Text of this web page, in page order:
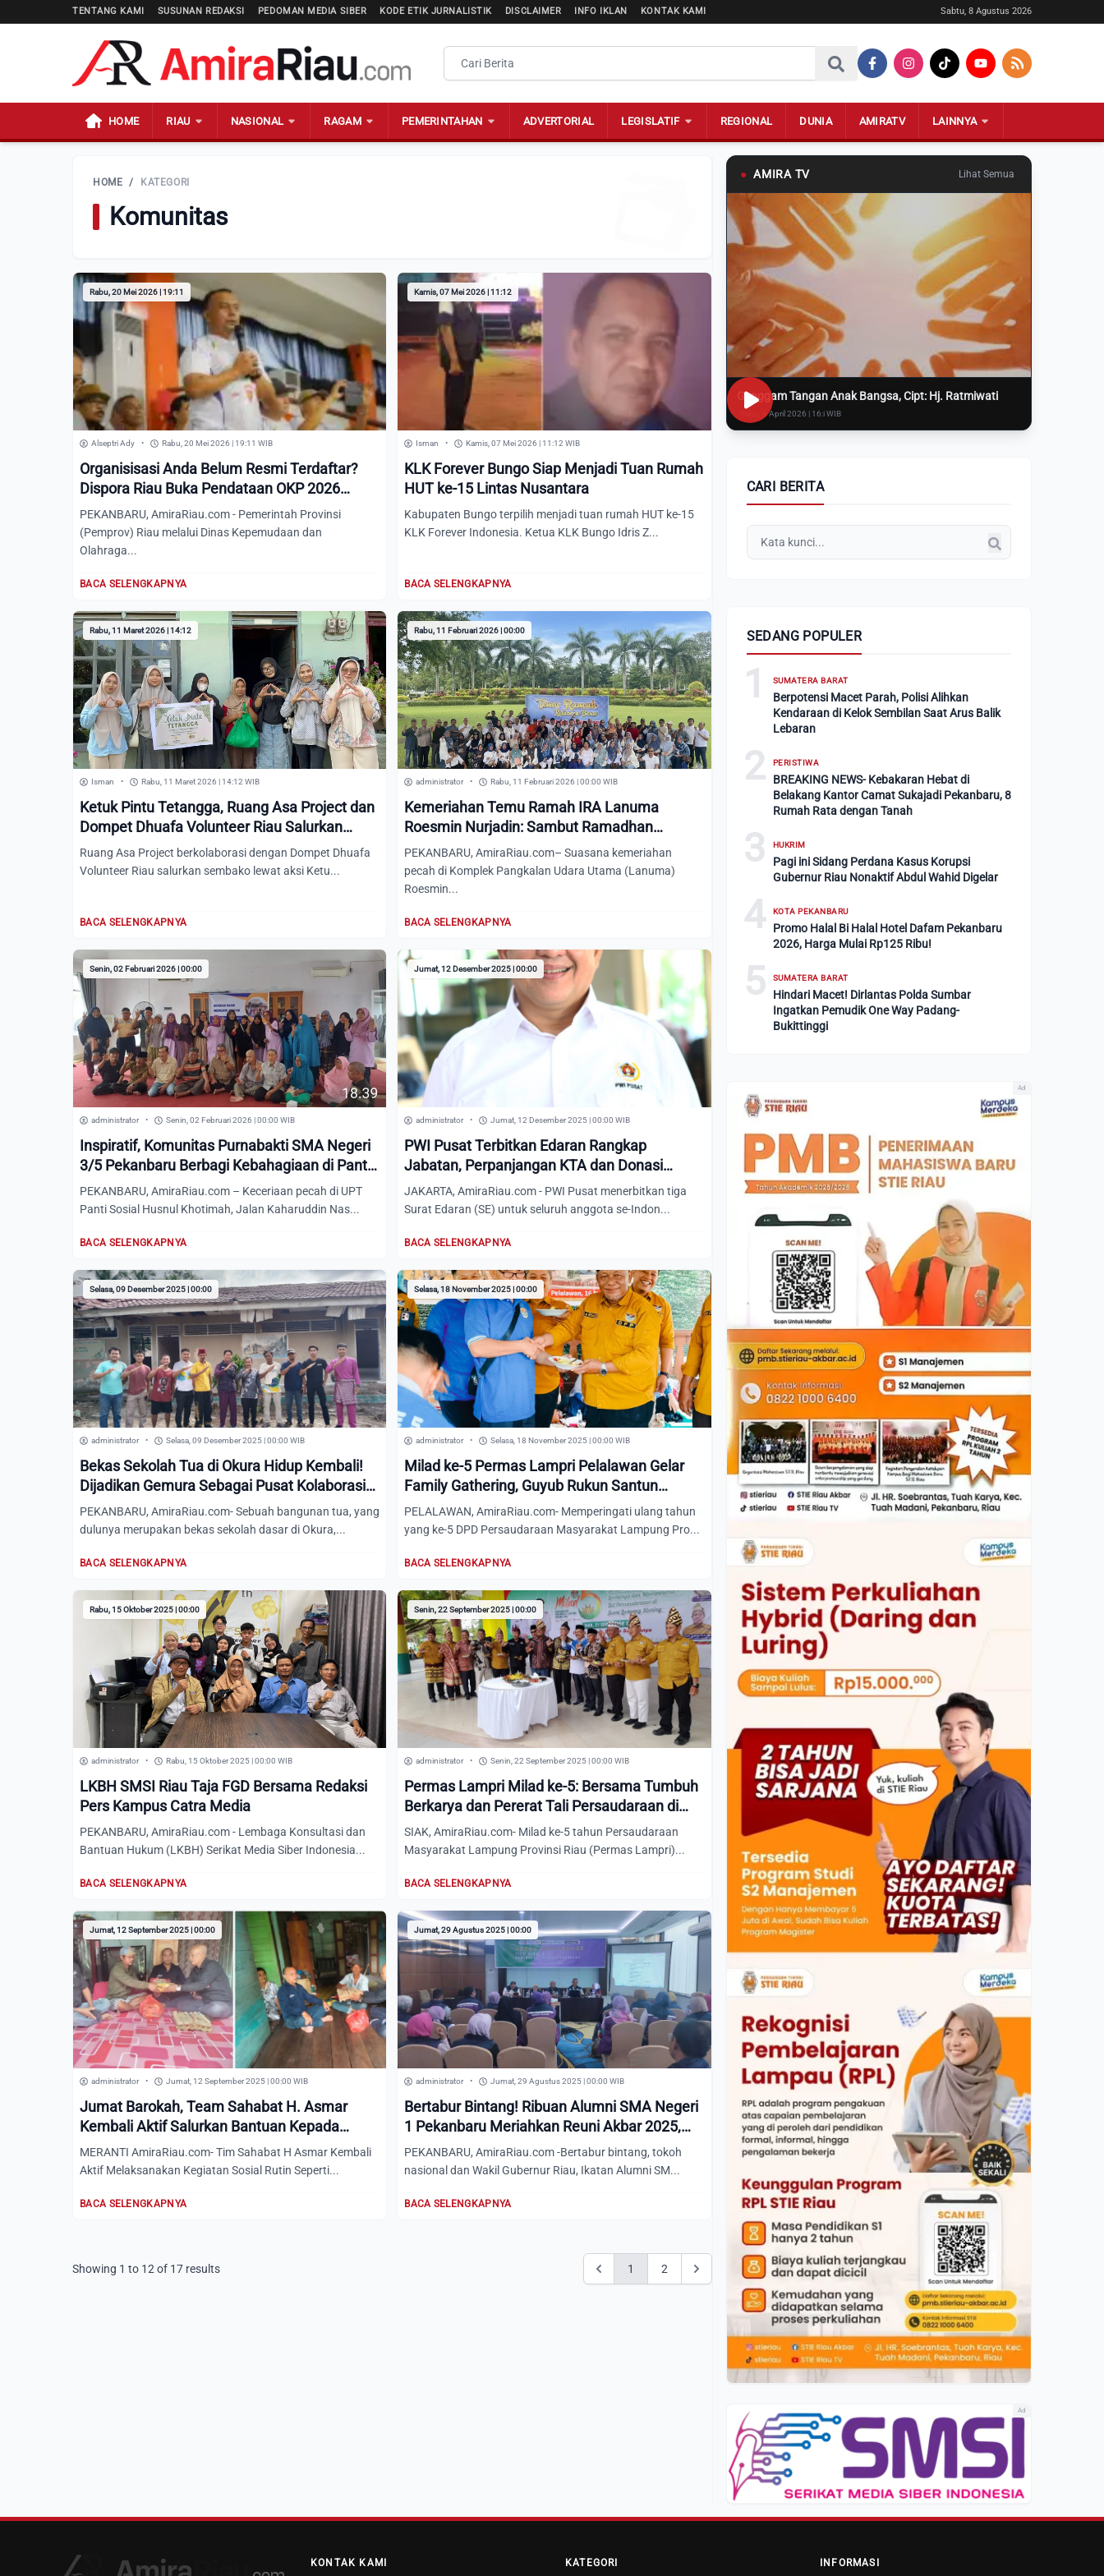
TENTANG KAMI SUSUNAN REDAKSI PEDOMAN MEDIA SIBER KODE ETIK JURNALISTIK DISCLAIMER INFO IKLAN KONTAK KAMI Sabtu, 8 Agustus 2026
HOME RIAU NASIONAL RAGAM PEMERINTAHAN ADVERTORIAL LEGISLATIF REGIONAL DUNIA AMIRATV LAINNYA
HOME / KATEGORI
Komunitas
Rabu, 20 Mei 2026 | 19:11
Alseptri Ady • Rabu, 20 Mei 2026 | 19:11 WIB
Organisisasi Anda Belum Resmi Terdaftar?
Dispora Riau Buka Pendataan OKP 2026
secara Online, Ini Registrasinya
PEKANBARU, AmiraRiau.com - Pemerintah Provinsi
(Pemprov) Riau melalui Dinas Kepemudaan dan
Olahraga...
BACA SELENGKAPNYA
Kamis, 07 Mei 2026 | 11:12
Isman • Kamis, 07 Mei 2026 | 11:12 WIB
KLK Forever Bungo Siap Menjadi Tuan Rumah
HUT ke-15 Lintas Nusantara
Kabupaten Bungo terpilih menjadi tuan rumah HUT ke-15
KLK Forever Indonesia. Ketua KLK Bungo Idris Z...
BACA SELENGKAPNYA
Rabu, 11 Maret 2026 | 14:12
Isman • Rabu, 11 Maret 2026 | 14:12 WIB
Ketuk Pintu Tetangga, Ruang Asa Project dan
Dompet Dhuafa Volunteer Riau Salurkan
Sembako Door-to-Door
Ruang Asa Project berkolaborasi dengan Dompet Dhuafa
Volunteer Riau salurkan sembako lewat aksi Ketu...
BACA SELENGKAPNYA
Rabu, 11 Februari 2026 | 00:00
administrator • Rabu, 11 Februari 2026 | 00:00 WIB
Kemeriahan Temu Ramah IRA Lanuma
Roesmin Nurjadin: Sambut Ramadhan
dengan Nostalgia
PEKANBARU, AmiraRiau.com– Suasana kemeriahan
pecah di Komplek Pangkalan Udara Utama (Lanuma)
Roesmin...
BACA SELENGKAPNYA
Senin, 02 Februari 2026 | 00:00
administrator • Senin, 02 Februari 2026 | 00:00 WIB
Inspiratif, Komunitas Purnabakti SMA Negeri
3/5 Pekanbaru Berbagi Kebahagiaan di Panti
Husnul Khotimah
PEKANBARU, AmiraRiau.com – Keceriaan pecah di UPT
Panti Sosial Husnul Khotimah, Jalan Kaharuddin Nas...
BACA SELENGKAPNYA
Jumat, 12 Desember 2025 | 00:00
administrator • Jumat, 12 Desember 2025 | 00:00 WIB
PWI Pusat Terbitkan Edaran Rangkap
Jabatan, Perpanjangan KTA dan Donasi
Kemanusiaan Bencana Sumatera
JAKARTA, AmiraRiau.com - PWI Pusat menerbitkan tiga
Surat Edaran (SE) untuk seluruh anggota se-Indon...
BACA SELENGKAPNYA
Selasa, 09 Desember 2025 | 00:00
administrator • Selasa, 09 Desember 2025 | 00:00 WIB
Bekas Sekolah Tua di Okura Hidup Kembali!
Dijadikan Gemura Sebagai Pusat Kolaborasi
dan Pelatihan Keterampilan
PEKANBARU, AmiraRiau.com- Sebuah bangunan tua, yang
dulunya merupakan bekas sekolah dasar di Okura,...
BACA SELENGKAPNYA
Selasa, 18 November 2025 | 00:00
administrator • Selasa, 18 November 2025 | 00:00 WIB
Milad ke-5 Permas Lampri Pelalawan Gelar
Family Gathering, Guyub Rukun Santun
Selawase
PELALAWAN, AmiraRiau.com- Memperingati ulang tahun
yang ke-5 DPD Persaudaraan Masyarakat Lampung Pro...
BACA SELENGKAPNYA
Rabu, 15 Oktober 2025 | 00:00
administrator • Rabu, 15 Oktober 2025 | 00:00 WIB
LKBH SMSI Riau Taja FGD Bersama Redaksi
Pers Kampus Catra Media
PEKANBARU, AmiraRiau.com - Lembaga Konsultasi dan
Bantuan Hukum (LKBH) Serikat Media Siber Indonesia...
BACA SELENGKAPNYA
Senin, 22 September 2025 | 00:00
administrator • Senin, 22 September 2025 | 00:00 WIB
Permas Lampri Milad ke-5: Bersama Tumbuh
Berkarya dan Pererat Tali Persaudaraan di
Bumi Lancang Kuning
SIAK, AmiraRiau.com- Milad ke-5 tahun Persaudaraan
Masyarakat Lampung Provinsi Riau (Permas Lampri)...
BACA SELENGKAPNYA
Jumat, 12 September 2025 | 00:00
administrator • Jumat, 12 September 2025 | 00:00 WIB
Jumat Barokah, Team Sahabat H. Asmar
Kembali Aktif Salurkan Bantuan Kepada
Masyarakat Meranti
MERANTI AmiraRiau.com- Tim Sahabat H Asmar Kembali
Aktif Melaksanakan Kegiatan Sosial Rutin Seperti...
BACA SELENGKAPNYA
Jumat, 29 Agustus 2025 | 00:00
administrator • Jumat, 29 Agustus 2025 | 00:00 WIB
Bertabur Bintang! Ribuan Alumni SMA Negeri
1 Pekanbaru Meriahkan Reuni Akbar 2025,
Mulai Austalia hingga Jakarta Hadir
PEKANBARU, AmiraRiau.com -Bertabur bintang, tokoh
nasional dan Wakil Gubernur Riau, Ikatan Alumni SM...
BACA SELENGKAPNYA
Showing 1 to 12 of 17 results 1 2
● AMIRA TV Lihat Semua
Genggam Tangan Anak Bangsa, Cipt: Hj. Ratmiwati
Rabu, 8 April 2026 | 16:i WIB
CARI BERITA
SEDANG POPULER
1 SUMATERA BARAT
Berpotensi Macet Parah, Polisi Alihkan
Kendaraan di Kelok Sembilan Saat Arus Balik
Lebaran
2 PERISTIWA
BREAKING NEWS- Kebakaran Hebat di
Belakang Kantor Camat Sukajadi Pekanbaru, 8
Rumah Rata dengan Tanah
3 HUKRIM
Pagi ini Sidang Perdana Kasus Korupsi
Gubernur Riau Nonaktif Abdul Wahid Digelar
4 KOTA PEKANBARU
Promo Halal Bi Halal Hotel Dafam Pekanbaru
2026, Harga Mulai Rp125 Ribu!
5 SUMATERA BARAT
Hindari Macet! Dirlantas Polda Sumbar
Ingatkan Pemudik One Way Padang-
Bukittinggi
Ad
Ad
KONTAK KAMI KATEGORI INFORMASI